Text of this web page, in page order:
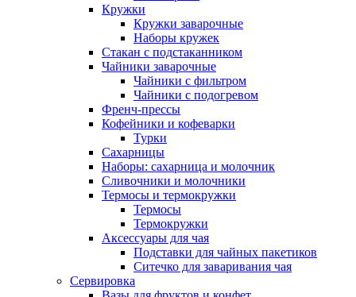
Кружки
Кружки заварочные
Наборы кружек
Стакан с подстаканником
Чайники заварочные
Чайники с фильтром
Чайники с подогревом
Френч-прессы
Кофейники и кофеварки
Турки
Сахарницы
Наборы: сахарница и молочник
Сливочники и молочники
Термосы и термокружки
Термосы
Термокружки
Аксессуары для чая
Подставки для чайных пакетиков
Ситечко для заваривания чая
Сервировка